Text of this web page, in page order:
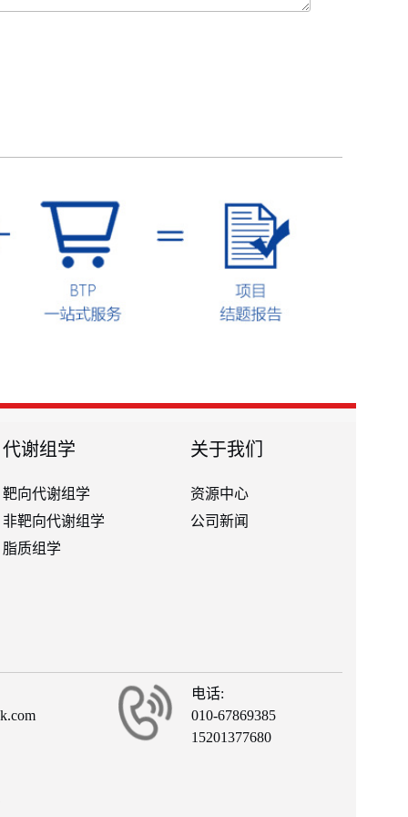
代谢组学
靶向代谢组学
非靶向代谢组学
脂质组学
关于我们
资源中心
公司新闻
电话:
010-67869385
15201377680